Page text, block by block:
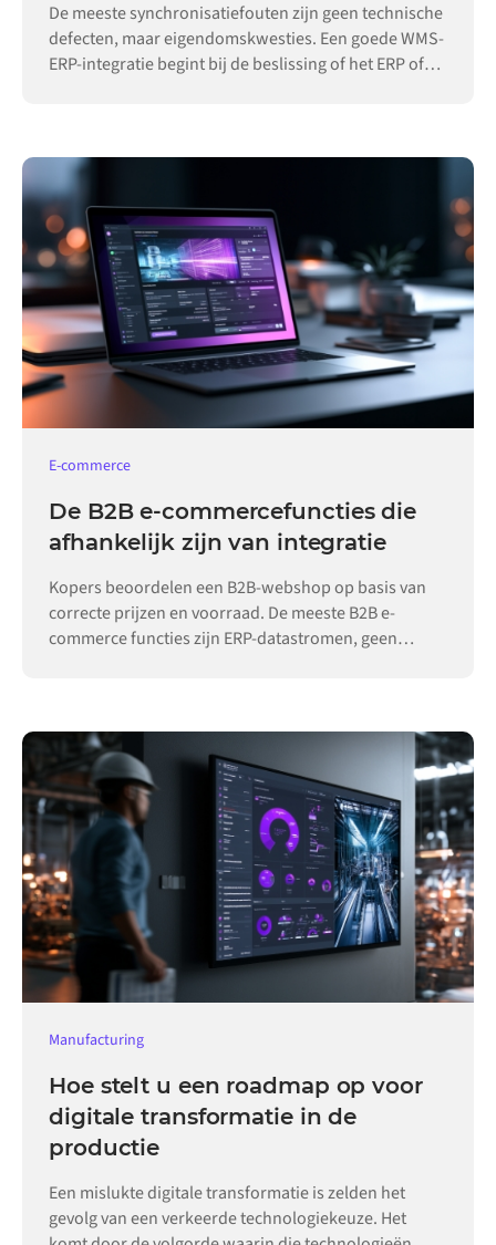
De meeste synchronisatiefouten zijn geen technische
defecten, maar eigendomskwesties. Een goede WMS-
ERP-integratie begint bij de beslissing of het ERP of
E-commerce
De B2B e-commercefuncties die
afhankelijk zijn van integratie
Kopers beoordelen een B2B-webshop op basis van
correcte prijzen en voorraad. De meeste B2B e-
commerce functies zijn ERP-datastromen, geen
Manufacturing
Hoe stelt u een roadmap op voor
digitale transformatie in de
productie
Een mislukte digitale transformatie is zelden het
gevolg van een verkeerde technologiekeuze. Het